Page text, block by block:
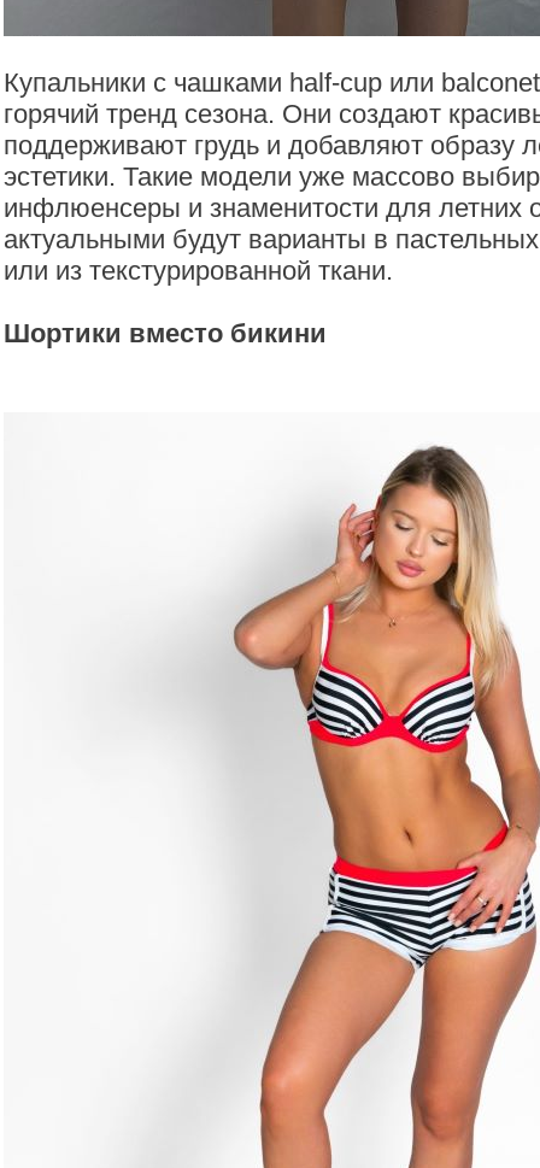
Купальники с чашками half-cup или
горячий тренд сезона. Они создают
поддерживают грудь и добавляют образу
эстетики. Такие модели уже массово
инфлюенсеры и знаменитости для летних
актуальными будут варианты в
или из текстурированной ткани.
Шортики вместо бикини